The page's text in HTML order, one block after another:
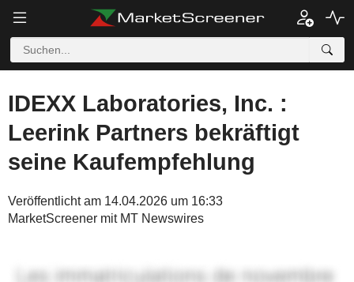
IDEXX Laboratories, Inc. :
Leerink Partners bekräftigt
seine Kaufempfehlung
Veröffentlicht am 14.04.2026 um 16:33
MarketScreener mit MT Newswires